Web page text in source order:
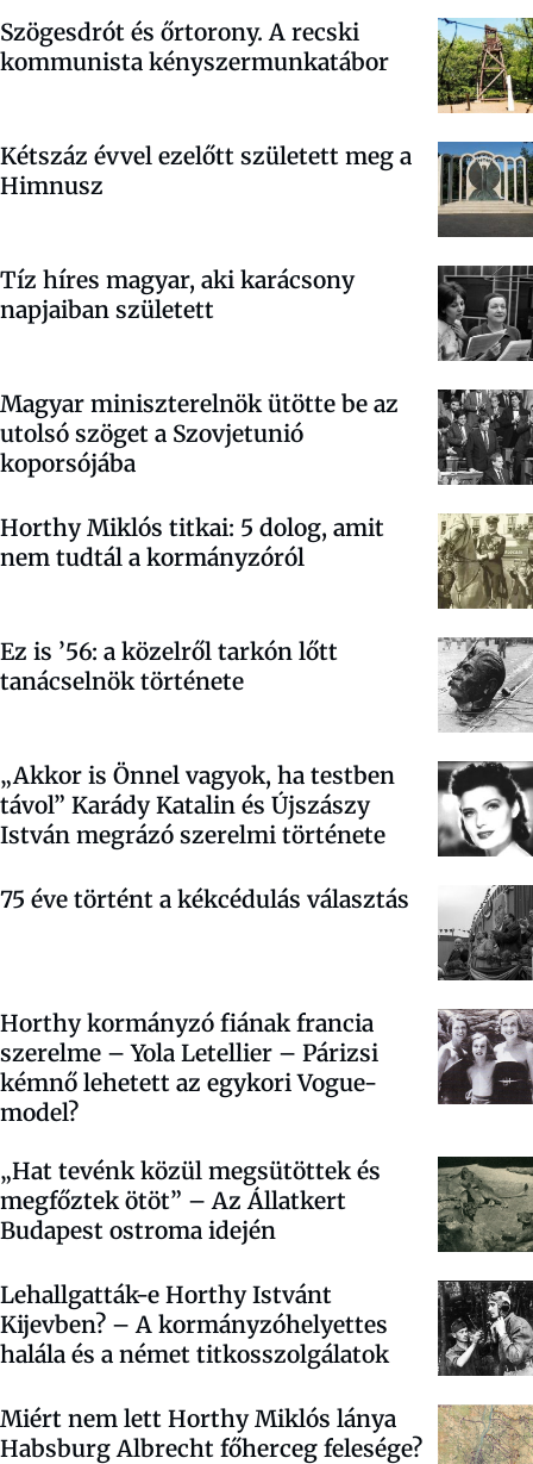
Szögesdrót és őrtorony. A recski
kommunista kényszermunkatábor
Kétszáz évvel ezelőtt született meg a
Himnusz
Tíz híres magyar, aki karácsony
napjaiban született
Magyar miniszterelnök ütötte be az
utolsó szöget a Szovjetunió
koporsójába
Horthy Miklós titkai: 5 dolog, amit
nem tudtál a kormányzóról
Ez is ’56: a közelről tarkón lőtt
tanácselnök története
„Akkor is Önnel vagyok, ha testben
távol” Karády Katalin és Újszászy
István megrázó szerelmi története
75 éve történt a kékcédulás választás
Horthy kormányzó fiának francia
szerelme – Yola Letellier – Párizsi
kémnő lehetett az egykori Vogue-
model?
„Hat tevénk közül megsütöttek és
megfőztek ötöt” – Az Állatkert
Budapest ostroma idején
Lehallgatták-e Horthy Istvánt
Kijevben? – A kormányzóhelyettes
halála és a német titkosszolgálatok
Miért nem lett Horthy Miklós lánya
Habsburg Albrecht főherceg felesége?